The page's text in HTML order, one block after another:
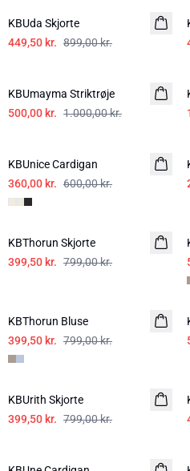
KBUda Skjorte
449,50 kr. 899,00 kr.
KBUmayma Striktrøje
500,00 kr. 1.000,00 kr.
KBUnice Cardigan
360,00 kr. 600,00 kr.
-50%
KBThorun Skjorte
399,50 kr. 799,00 kr.
KBThorun Bluse
399,50 kr. 799,00 kr.
-50%
KBUrith Skjorte
399,50 kr. 799,00 kr.